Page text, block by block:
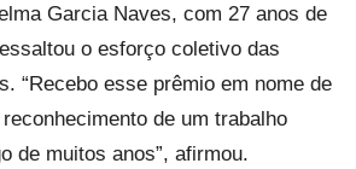
Garcia Naves, com 27 anos de
o esforço coletivo das
“Recebo esse prêmio em nome de
de um trabalho
de muitos anos”, afirmou.